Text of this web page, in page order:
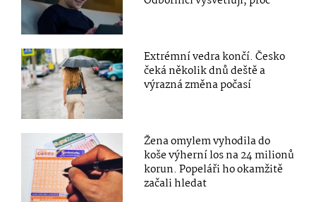
Extrémní vedra končí. Česko
čeká několik dnů deště a
výrazná změna počasí
Žena omylem vyhodila do
koše výherní los na 24 milionů
korun. Popeláři ho okamžitě
začali hledat